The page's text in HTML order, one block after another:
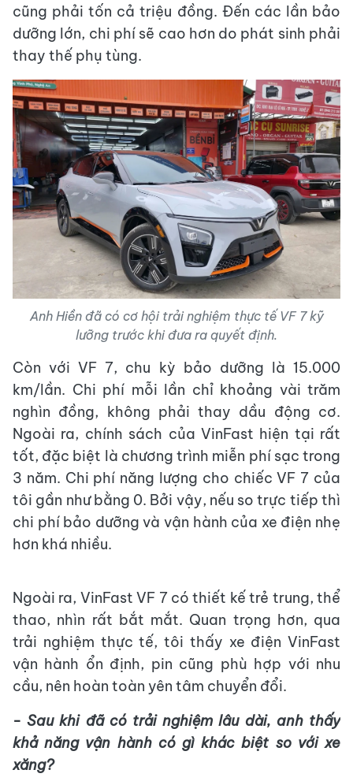
cũng phải tốn cả triệu đồng. Đến các lần bảo
dưỡng lớn, chi phí sẽ cao hơn do phát sinh phải
thay thế phụ tùng.
Anh Hiền đã có cơ hội trải nghiệm thực tế VF 7 kỹ
lưỡng trước khi đưa ra quyết định.
Còn với VF 7, chu kỳ bảo dưỡng là 15.000
km/lần. Chi phí mỗi lần chỉ khoảng vài trăm
nghìn đồng, không phải thay dầu động cơ.
Ngoài ra, chính sách của VinFast hiện tại rất
tốt, đặc biệt là chương trình miễn phí sạc trong
3 năm. Chi phí năng lượng cho chiếc VF 7 của
tôi gần như bằng 0. Bởi vậy, nếu so trực tiếp thì
chi phí bảo dưỡng và vận hành của xe điện nhẹ
hơn khá nhiều.
Ngoài ra, VinFast VF 7 có thiết kế trẻ trung, thể
thao, nhìn rất bắt mắt. Quan trọng hơn, qua
trải nghiệm thực tế, tôi thấy xe điện VinFast
vận hành ổn định, pin cũng phù hợp với nhu
cầu, nên hoàn toàn yên tâm chuyển đổi.
- Sau khi đã có trải nghiệm lâu dài, anh thấy
khả năng vận hành có gì khác biệt so với xe
xăng?